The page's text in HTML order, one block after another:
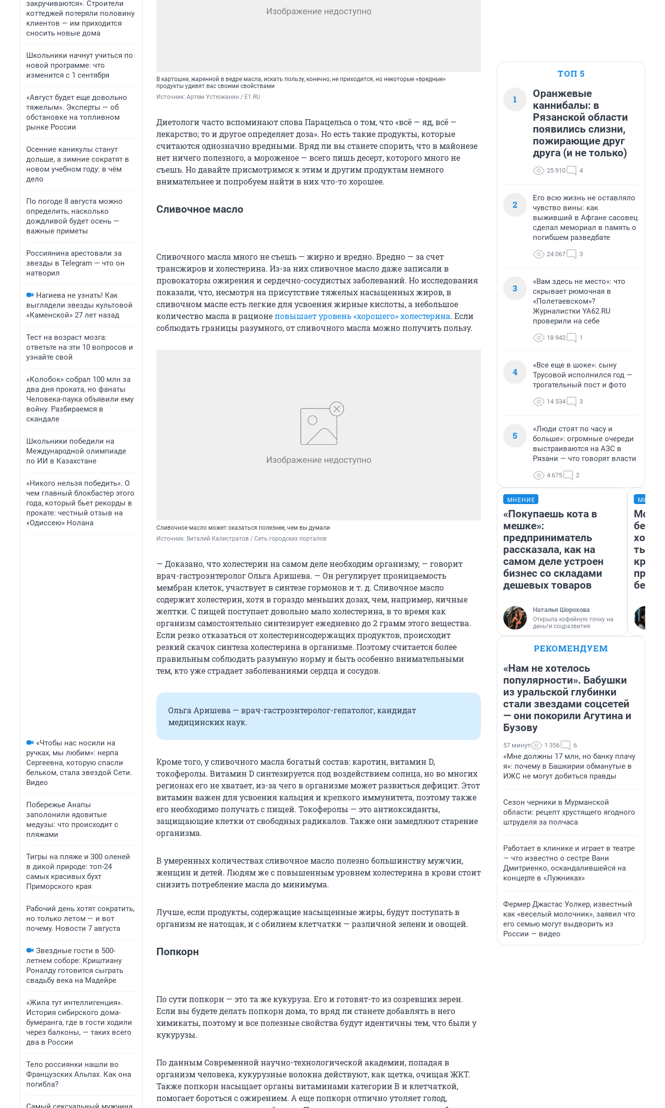
закручиваются». Строители
коттеджей потеряли половину
клиентов — им приходится
сносить новые дома
Школьники начнут учиться по
новой программе: что
изменится с 1 сентября
«Август будет еще довольно
тяжелым». Эксперты — об
обстановке на топливном
рынке России
Осенние каникулы станут
дольше, а зимние сократят в
новом учебном году: в чём
дело
По погоде 8 августа можно
определить, насколько
дождливой будет осень —
важные приметы
Россиянина арестовали за
звезды в Telegram — что он
натворил
Нагиева не узнать! Как
выглядели звезды культовой
«Каменской» 27 лет назад
Тест на возраст мозга:
ответьте на эти 10 вопросов и
узнайте свой
«Колобок» собрал 100 млн за
два дня проката, но фанаты
Человека-паука объявили ему
войну. Разбираемся в
скандале
Школьники победили на
Международной олимпиаде
по ИИ в Казахстане
«Никого нельзя победить». О
чем главный блокбастер этого
года, который бьет рекорды в
прокате: честный отзыв на
«Одиссею» Нолана
«Чтобы нас носили на
ручках, мы любим»: нерпа
Сергеевна, которую спасли
бельком, стала звездой Сети.
Видео
Побережье Анапы
заполонили ядовитые
медузы: что происходит с
пляжами
Тигры на пляже и 300 оленей
в дикой природе: топ-24
самых красивых бухт
Приморского края
Рабочий день хотят сократить,
но только летом — и вот
почему. Новости 7 августа
Звездные гости в 500-
летнем соборе: Криштиану
Роналду готовится сыграть
свадьбу века на Мадейре
«Жила тут интеллигенция».
История сибирского дома-
бумеранга, где в гости ходили
через балконы, — таких всего
два в России
Тело россиянки нашли во
Французских Альпах. Как она
погибла?
В картошке, жаренной в ведре масла, искать пользу, конечно, не приходится, но некоторые «вредные»
продукты удивят вас своими свойствами
Источник: Артем Устюжанин / E1.RU
Диетологи часто вспоминают слова Парацельса о том, что «всё — яд, всё —
лекарство; то и другое определяет доза». Но есть такие продукты, которые
считаются однозначно вредными. Вряд ли вы станете спорить, что в майонезе
нет ничего полезного, а мороженое — всего лишь десерт, которого много не
съешь. Но давайте присмотримся к этим и другим продуктам немного
внимательнее и попробуем найти в них что-то хорошее.
Сливочное масло
Сливочного масла много не съешь — жирно и вредно. Вредно — за счет
трансжиров и холестерина. Из-за них сливочное масло даже записали в
провокаторы ожирения и сердечно-сосудистых заболеваний. Но исследования
показали, что, несмотря на присутствие тяжелых насыщенных жиров, в
сливочном масле есть легкие для усвоения жирные кислоты, а небольшое
количество масла в рационеповышает уровень «хорошего» холестерина. Если
соблюдать границы разумного, от сливочного масла можно получить пользу.
Сливочное масло может оказаться полезнее, чем вы думали
Источник: Виталий Калистратов / Сеть городских порталов
— Доказано, что холестерин на самом деле необходим организму, — говорит
врач-гастроэнтеролог Ольга Аришева. — Он регулирует проницаемость
мембран клеток, участвует в синтезе гормонов и т. д. Сливочное масло
содержит холестерин, хотя в гораздо меньших дозах, чем, например, яичные
желтки. С пищей поступает довольно мало холестерина, в то время как
организм самостоятельно синтезирует ежедневно до 2 грамм этого вещества.
Если резко отказаться от холестеринсодержащих продуктов, происходит
резкий скачок синтеза холестерина в организме. Поэтому считается более
правильным соблюдать разумную норму и быть особенно внимательными
тем, кто уже страдает заболеваниями сердца и сосудов.
Ольга Аришева — врач-гастроэнтеролог-гепатолог, кандидат
медицинских наук.
Кроме того, у сливочного масла богатый состав: каротин, витамин D,
токоферолы. Витамин D синтезируется под воздействием солнца, но во многих
регионах его не хватает, из-за чего в организме может развиться дефицит. Этот
витамин важен для усвоения кальция и крепкого иммунитета, поэтому также
его необходимо получать с пищей. Токоферолы — это антиоксиданты,
защищающие клетки от свободных радикалов. Также они замедляют старение
организма.
В умеренных количествах сливочное масло полезно большинству мужчин,
женщин и детей. Людям же с повышенным уровнем холестерина в крови стоит
снизить потребление масла до минимума.
Лучше, если продукты, содержащие насыщенные жиры, будут поступать в
организм не натощак, и с обилием клетчатки — различной зелени и овощей.
Попкорн
По сути попкорн — это та же кукуруза. Его и готовят-то из созревших зерен.
Если вы будете делать попкорн дома, то вряд ли станете добавлять в него
химикаты, поэтому и все полезные свойства будут идентичны тем, что были у
кукурузы.
По данным Современной научно-технологической академии, попадая в
организм человека, кукурузные волокна действуют, как щетка, очищая ЖКТ.
Также попкорн насыщает органы витаминами категории В и клетчаткой,
помогает бороться с ожирением. А еще попкорн отлично утоляет голод,
ТОП 5
1
Оранжевые
каннибалы: в
Рязанской области
появились слизни,
пожирающие друг
друга (и не только)
25 910 4
2
Его всю жизнь не оставляло
чувство вины: как
выживший в Афгане сасовец
сделал мемориал в память о
погибшем разведбате
24 067 3
3
«Вам здесь не место»: что
скрывает рюмочная в
«Полетаевском»?
Журналистки YA62.RU
проверили на себе
18 942 1
4
«Все еще в шоке»: сыну
Трусовой исполнился год —
трогательный пост и фото
14 534 3
5
«Люди стоят по часу и
больше»: огромные очереди
выстраиваются на АЗС в
Рязани — что говорят власти
4 675 2
МНЕНИЕ
«Покупаешь кота в
мешке»:
предприниматель
рассказала, как на
самом деле устроен
бизнес со складами
дешевых товаров
Наталья Шорохова
Открыла кофейную точку на
деньги соцразвития
Мой
РЕКОМЕНДУЕМ
«Нам не хотелось
популярности». Бабушки
из уральской глубинки
стали звездами соцсетей
— они покорили Агутина и
Бузову
57 минут 1 356 6
«Мне должны 17 млн, но банку плачу
я»: почему в Башкирии обманутые в
ИЖС не могут добиться правды
Сезон черники в Мурманской
области: рецепт хрустящего ягодного
штруделя за полчаса
Работает в клинике и играет в театре
— что известно о сестре Вани
Дмитриенко, оскандалившейся на
концерте в «Лужниках»
Фермер Джастас Уолкер, известный
как «веселый молочник», заявил что
его семью могут выдворить из
России — видео